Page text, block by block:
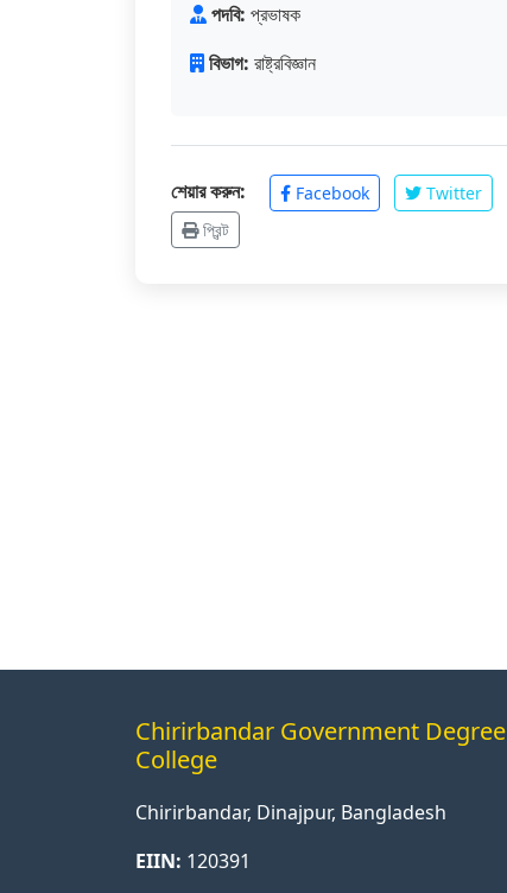
পদবি: প্রভাষক
বিভাগ: রাষ্ট্রবিজ্ঞান
শেয়ার করুন: Facebook
Twitter
প্রিন্ট
Chirirbandar Government Degree
College
Chirirbandar, Dinajpur, Bangladesh
EIIN: 120391